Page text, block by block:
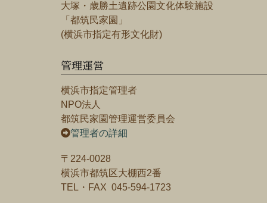
大塚・歳勝土遺跡公園文化体験施設
「都筑民家園」
(横浜市指定有形文化財)
管理運営
横浜市指定管理者
NPO法人
都筑民家園管理運営委員会
管理者の詳細
〒224-0028
横浜市都筑区大棚西2番
TEL・FAX 045-594-1723